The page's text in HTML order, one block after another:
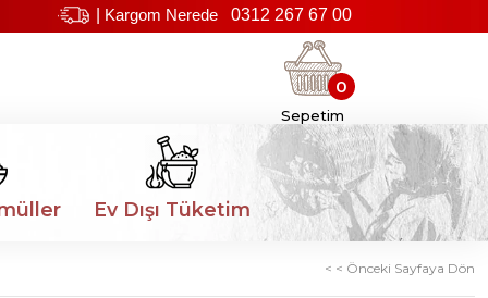
Kargom Nerede 0312 267 67 00
Sepetim
0
Ev Dışı Tüketim
< < Önceki Sayfaya Dön